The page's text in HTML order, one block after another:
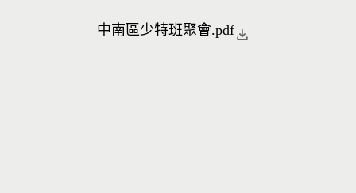
中南區少特班聚會.pdf